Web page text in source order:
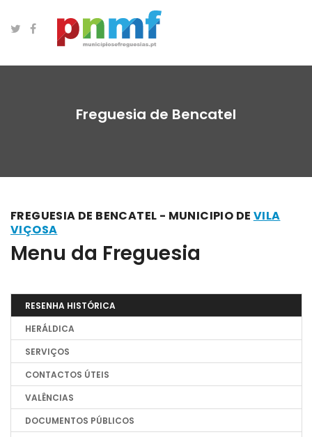
Freguesia de Bencatel
FREGUESIA DE BENCATEL - MUNICIPIO DE VILA
VIÇOSA
Menu da Freguesia
RESENHA HISTÓRICA
HERÁLDICA
SERVIÇOS
CONTACTOS ÚTEIS
VALÊNCIAS
DOCUMENTOS PÚBLICOS